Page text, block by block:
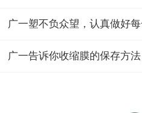
广一告诉你收缩膜的保存方法